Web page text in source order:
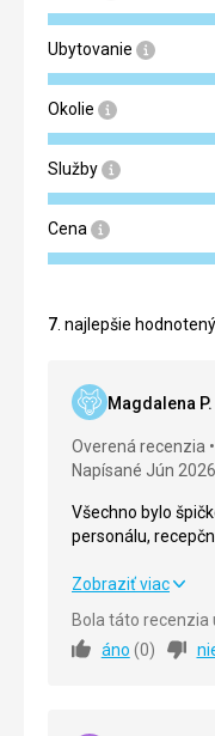
Ubytovanie
Okolie
Služby
Cena
7 . najlepšie
Magdalena P.
Overená recenzia
Napísané Jún 2026
Všechno bylo
personálu,
Všechno bylo
jeden animátor
Zobraziť viac
Bola táto recenzia
áno (0)